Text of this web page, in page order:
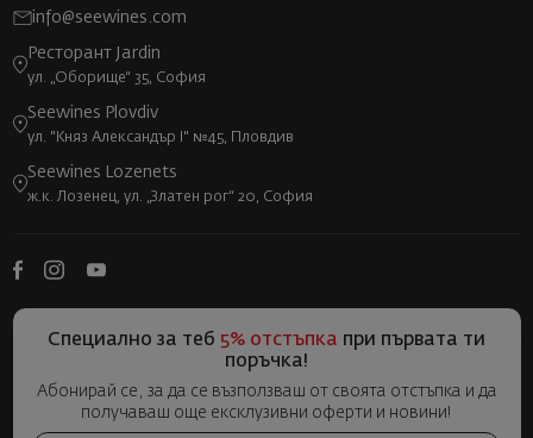
info@seewines.com
Ресторант Jardin
ул. „Оборище“ 35, София
Seewines Plovdiv
ул. "Княз Александър I" №45, Пловдив
Seewines Lozenets
ж.к. Лозенец, ул. „Златен рог“ 20, София
Специално за теб 5% отстъпка при първата ти
поръчка!
Абонирай се, за да се възползваш от своята отстъпка и да
получаваш още ексклузивни оферти и новини!